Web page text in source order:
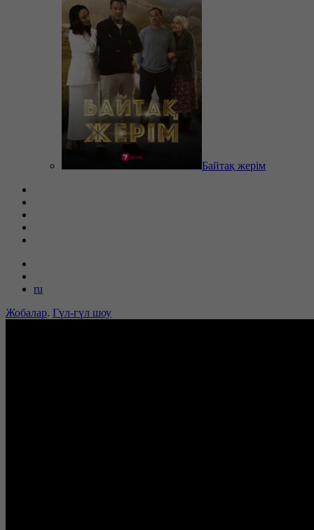
Байтақ жерім
ru
Жобалар. Гүл-гүл шоу